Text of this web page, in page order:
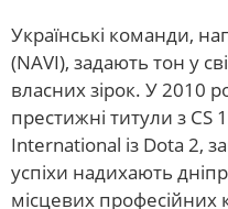
Українські команди,
(NAVI), задають тон у
власних зірок. У 2010
престижні титули з CS
International із Dota 2,
успіхи надихають
місцевих професійних